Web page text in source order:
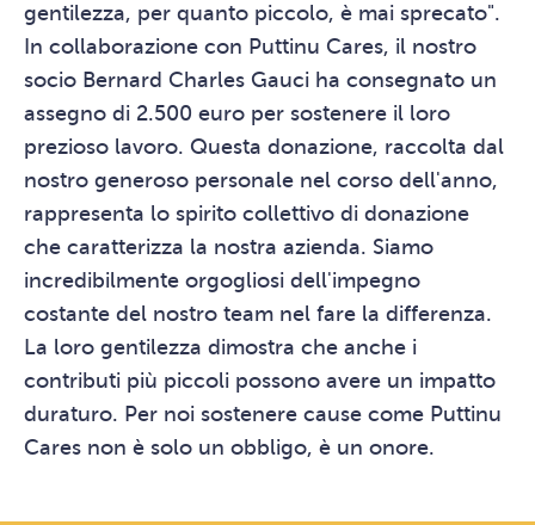
gentilezza, per quanto piccolo, è mai sprecato".
In collaborazione con Puttinu Cares, il nostro
socio Bernard Charles Gauci ha consegnato un
assegno di 2.500 euro per sostenere il loro
prezioso lavoro. Questa donazione, raccolta dal
nostro generoso personale nel corso dell'anno,
rappresenta lo spirito collettivo di donazione
che caratterizza la nostra azienda. Siamo
incredibilmente orgogliosi dell'impegno
costante del nostro team nel fare la differenza.
La loro gentilezza dimostra che anche i
contributi più piccoli possono avere un impatto
duraturo. Per noi sostenere cause come Puttinu
Cares non è solo un obbligo, è un onore.